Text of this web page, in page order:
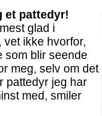
et pattedyr!
glad i
vet ikke hvorfor,
som blir seende
meg, selv om det
pattedyr jeg har
med, smiler